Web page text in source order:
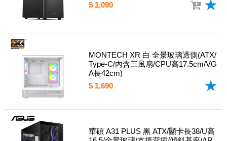
$ 1,090
MONTECH XR 白 全景玻璃透側(ATX/
Type-C/內含三風扇/CPU高17.5cm/VG
A長42cm)
$ 1,690
華碩 A31 PLUS 黑 ATX/顯卡長38/U高